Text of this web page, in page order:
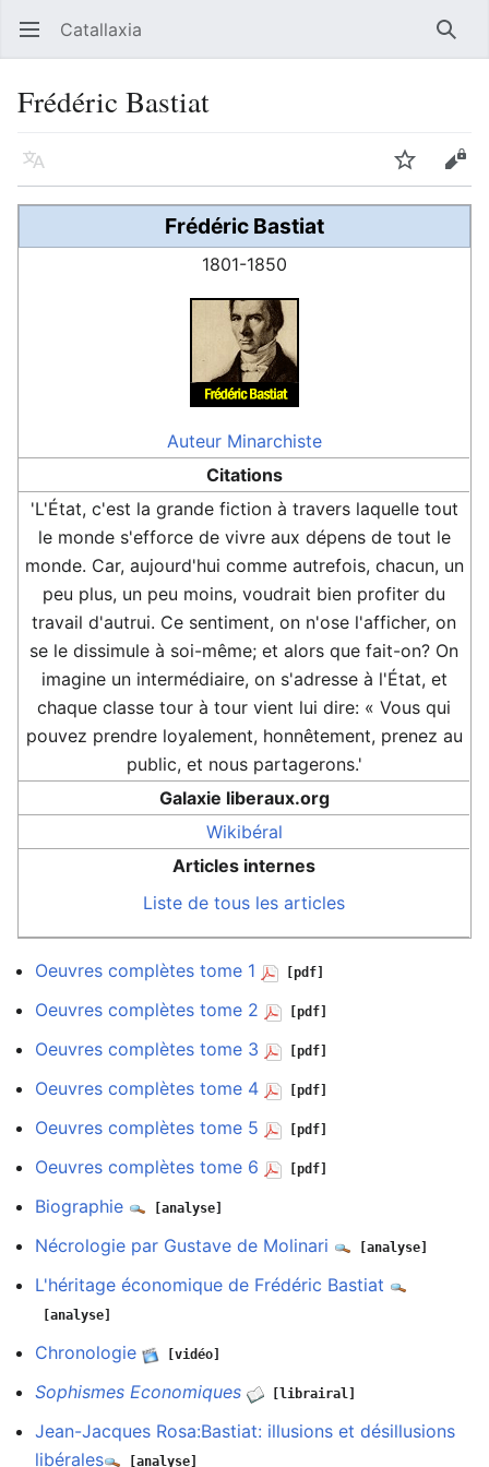
Ouvrir le menu principal Catallaxia
Frédéric Bastiat
Langue Suivre
Frédéric Bastiat
1801-1850
Auteur Minarchiste
Citations
'L'État, c'est la grande fiction à travers laquelle tout
le monde s'efforce de vivre aux dépens de tout le
monde. Car, aujourd'hui comme autrefois, chacun, un
peu plus, un peu moins, voudrait bien profiter du
travail d'autrui. Ce sentiment, on n'ose l'afficher, on
se le dissimule à soi-même; et alors que fait-on? On
imagine un intermédiaire, on s'adresse à l'État, et
chaque classe tour à tour vient lui dire: « Vous qui
pouvez prendre loyalement, honnêtement, prenez au
public, et nous partagerons.'
Galaxie liberaux.org
Wikibéral
Articles internes
Liste de tous les articles
Oeuvres complètes tome 1 [pdf]
Oeuvres complètes tome 2 [pdf]
Oeuvres complètes tome 3 [pdf]
Oeuvres complètes tome 4 [pdf]
Oeuvres complètes tome 5 [pdf]
Oeuvres complètes tome 6 [pdf]
Biographie [analyse]
Nécrologie par Gustave de Molinari [analyse]
L'héritage économique de Frédéric Bastiat
[analyse]
Chronologie [vidéo]
Sophismes Economiques [librairal]
Jean-Jacques Rosa:Bastiat: illusions et désillusions
libérales
[analyse]